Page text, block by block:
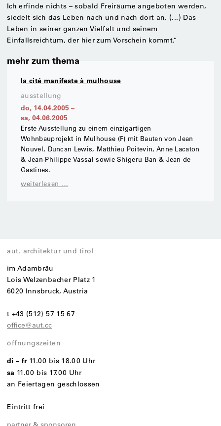
Ich erfinde nichts – sobald Freiräume angeboten werden,
siedelt sich das Leben nach und nach dort an. (...) Das
Leben in seiner ganzen Vielfalt und seinem
Einfallsreichtum, der hier zum Vorschein kommt.“
mehr zum thema
la cité manifeste à mulhouse
ausstellung
do, 14.04.2005 –
sa, 04.06.2005
Erste Ausstellung zu einem einzigartigen
Wohnbauprojekt in Mulhouse (F) mit Bauten von Jean
Nouvel, Duncan Lewis, Matthieu Poitevin, Anne Lacaton
& Jean-Philippe Vassal sowie Shigeru Ban & Jean de
Gastines.
weiterlesen …
aut. architektur und tirol
im Adambräu
Lois Welzenbacher Platz 1
6020 Innsbruck, Austria
t +43 (512) 57 15 67
office@aut.cc
öffnungszeiten
di – fr 11.00 bis 18.00 Uhr
sa 11.00 bis 17.00 Uhr
an Feiertagen geschlossen
Eintritt frei